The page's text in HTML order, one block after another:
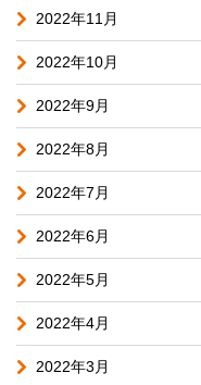
2022年11月
2022年10月
2022年9月
2022年8月
2022年7月
2022年6月
2022年5月
2022年4月
2022年3月